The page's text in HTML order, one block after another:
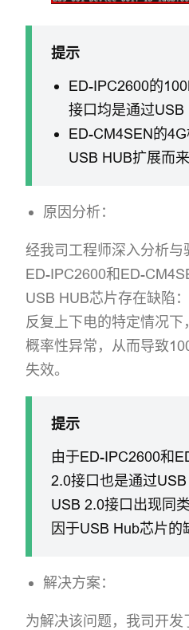
提示
ED-IPC2600的
接口均是通过USB
ED-CM4SEN的
USB HUB扩展而来
原因分析：
经我司工程师深入分析
ED-IPC2600和ED-
USB HUB芯片存在缺陷
反复上下电的特定情况
概率性异常，从而导致
失效。
提示
由于ED-IPC2600和
2.0接口也是通过
USB 2.0接口出现同
因于USB Hub芯片的
解决方案：
为解决该问题，我司开